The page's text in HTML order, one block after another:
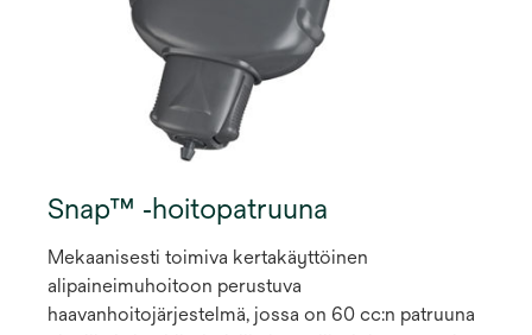
Snap™ ‑hoitopatruuna
Mekaanisesti toimiva kertakäyttöinen
alipaineimuhoitoon perustuva
haavanhoitojärjestelmä, jossa on 60 cc:n patruuna